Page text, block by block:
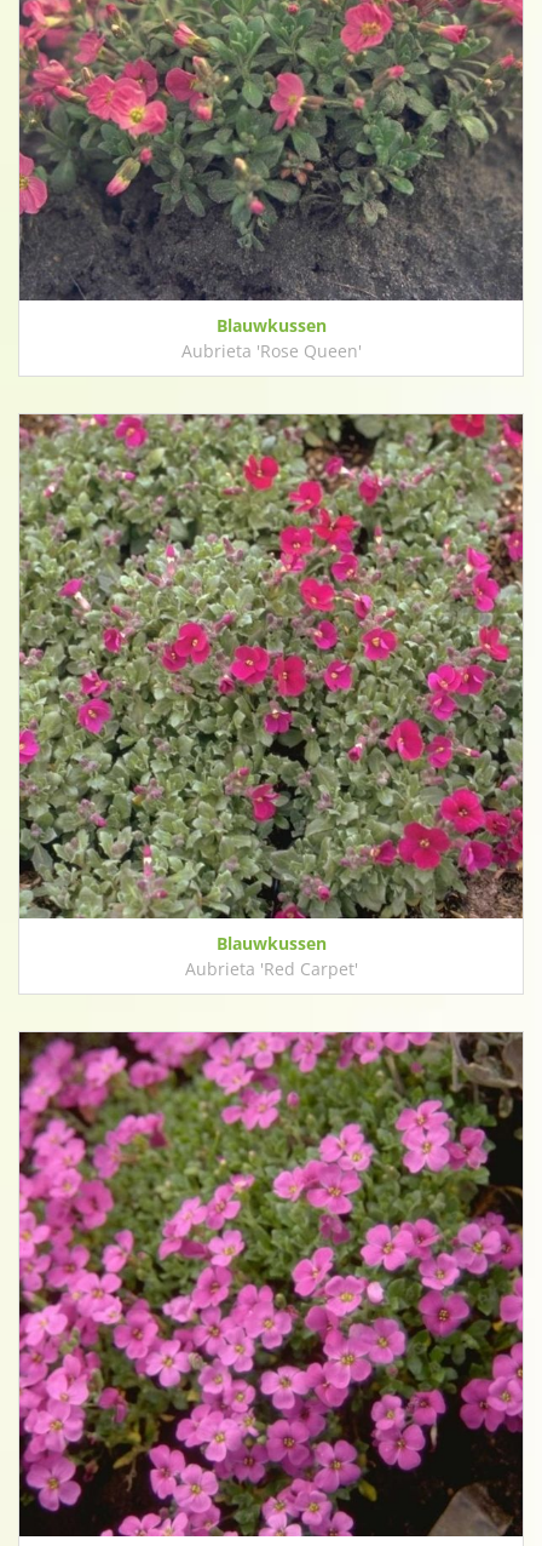
Blauwkussen
Aubrieta 'Rose Queen'
Blauwkussen
Aubrieta 'Red Carpet'